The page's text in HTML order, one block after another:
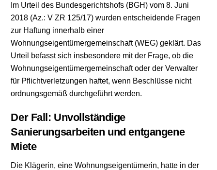
Im Urteil des Bundesgerichtshofs (BGH) vom 8. Juni
2018 (Az.: V ZR 125/17) wurden entscheidende Fragen
zur Haftung innerhalb einer
Wohnungseigentümergemeinschaft (WEG) geklärt. Das
Urteil befasst sich insbesondere mit der Frage, ob die
Wohnungseigentümergemeinschaft oder der Verwalter
für Pflichtverletzungen haftet, wenn Beschlüsse nicht
ordnungsgemäß durchgeführt werden.
Der Fall: Unvollständige
Sanierungsarbeiten und entgangene
Miete
Die Klägerin, eine Wohnungseigentümerin, hatte in der